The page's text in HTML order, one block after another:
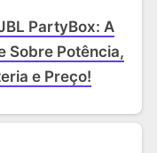
PartyBox: A
Sobre Potência,
e Preço!